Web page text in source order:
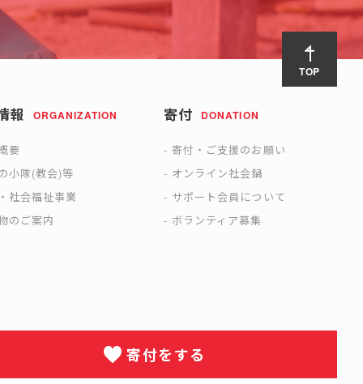
TOP
報 ORGANIZATION
要
小隊(教会)等
社会福祉事業
のご案内
寄付 DONATION
寄付・ご支援のお願い
オンライン社会鍋
サポート会員について
ボランティア募集
寄付をする